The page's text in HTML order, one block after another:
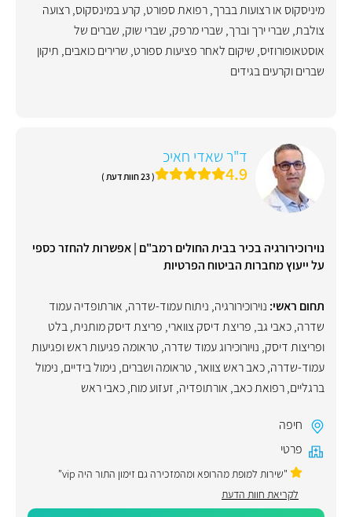
מיניסקוס או רצועות בברך,רפואת ספורט, קרע במינסקוס, רצועה
צולבת, שברי ירך וברך, שברי מרפק, שברי שוק, שברים של
אוסטאופורוזיס, שיקום לאחר פציעות ספורט, שרירים כואבים, תיקון
שברים וקרעים בגידים
ד"ר שאדי חאיכ
4.9 ( 23 חוות דעת )
נוירוכירורגיה בכיר בבית החולים רמב"ם | אפשרות להחזר כספי
על ייעוץ מחברות הביטוח הפרטיות
תחום ראשי: נוירוכירורגיה, ניתוח עמוד-שדרה, אורתופדיה עמוד
שדרה,כאבי גב, פריצת דיסק צווארי, פריצת דיסק מותנית,בלט
ופריצות דיסק, נויורוכירוג עמוד שדרה, טראומה פגיעות ראש ופגיעות
עמוד-שדרה,כאב ראש צוואר, טראומה ושברים, נימול בידיים, נימול
ברגליים,רפואת כאב, אורתופדיה, זעזוע מוח,כאבי ראש
חיפה
פרטי
"שירות למופת מהרופא ומהמזכירה גם זימון התור היה vip"
לקריאת חוות הדעת